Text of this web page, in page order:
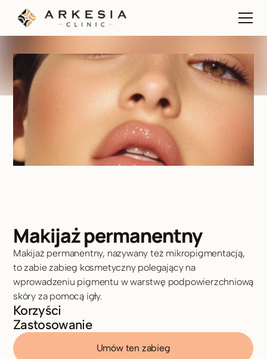
Makijaż permanentny
Makijaż permanentny, nazywany też mikropigmentacją,
to zabie zabieg kosmetyczny polegający na
wprowadzeniu pigmentu w warstwę podpowierzchniową
skóry za pomocą igły.
Korzyści
Zastosowanie
Umów ten zabieg